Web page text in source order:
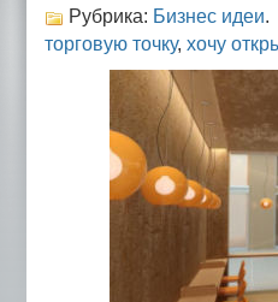
Рубрика: Бизнес идеи.
торговую точку, хочу